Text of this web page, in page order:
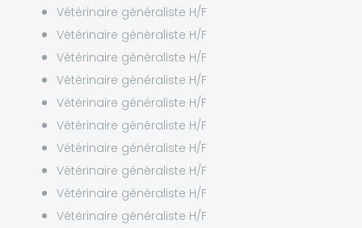
Vétérinaire généraliste H/F
Vétérinaire généraliste H/F
Vétérinaire généraliste H/F
Vétérinaire généraliste H/F
Vétérinaire généraliste H/F
Vétérinaire généraliste H/F
Vétérinaire généraliste H/F
Vétérinaire généraliste H/F
Vétérinaire généraliste H/F
Vétérinaire généraliste H/F